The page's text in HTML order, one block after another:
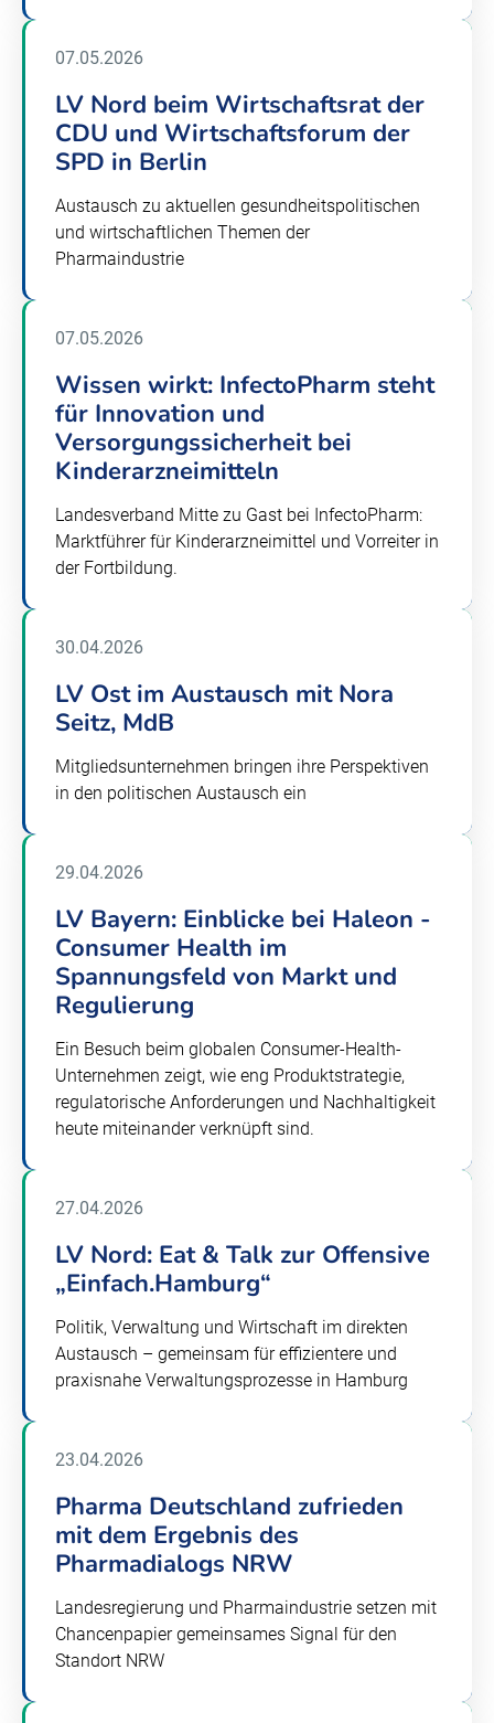
07.05.2026
LV Nord beim Wirtschaftsrat der
CDU und Wirtschaftsforum der
SPD in Berlin
Austausch zu aktuellen gesundheitspolitischen
und wirtschaftlichen Themen der
Pharmaindustrie
07.05.2026
Wissen wirkt: InfectoPharm steht
für Innovation und
Versorgungssicherheit bei
Kinderarzneimitteln
Landesverband Mitte zu Gast bei InfectoPharm:
Marktführer für Kinderarzneimittel und Vorreiter in
der Fortbildung.
30.04.2026
LV Ost im Austausch mit Nora
Seitz, MdB
Mitgliedsunternehmen bringen ihre Perspektiven
in den politischen Austausch ein
29.04.2026
LV Bayern: Einblicke bei Haleon -
Consumer Health im
Spannungsfeld von Markt und
Regulierung
Ein Besuch beim globalen Consumer-Health-
Unternehmen zeigt, wie eng Produktstrategie,
regulatorische Anforderungen und Nachhaltigkeit
heute miteinander verknüpft sind.
27.04.2026
LV Nord: Eat & Talk zur Offensive
„Einfach.Hamburg“
Politik, Verwaltung und Wirtschaft im direkten
Austausch – gemeinsam für effizientere und
praxisnahe Verwaltungsprozesse in Hamburg
23.04.2026
Pharma Deutschland zufrieden
mit dem Ergebnis des
Pharmadialogs NRW
Landesregierung und Pharmaindustrie setzen mit
Chancenpapier gemeinsames Signal für den
Standort NRW